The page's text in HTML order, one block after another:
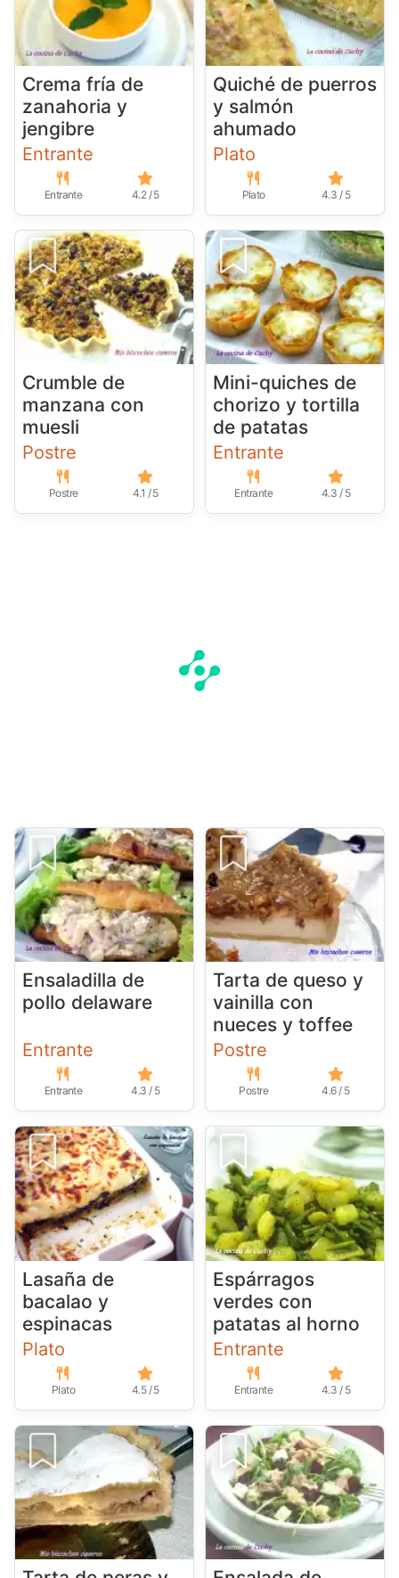
Crema fría de
zanahoria y
jengibre
Entrante
Entrante 4.2 / 5
Quiché de puerros
y salmón
ahumado
Plato
Plato 4.3 / 5
Crumble de
manzana con
muesli
Postre
Postre 4.1 / 5
Mini-quiches de
chorizo y tortilla
de patatas
Entrante
Entrante 4.3 / 5
Ensaladilla de
pollo delaware
Entrante
Entrante 4.3 / 5
Tarta de queso y
vainilla con
nueces y toffee
Postre
Postre 4.6 / 5
Lasaña de
bacalao y
espinacas
Plato
Plato 4.5 / 5
Espárragos
verdes con
patatas al horno
Entrante
Entrante 4.3 / 5